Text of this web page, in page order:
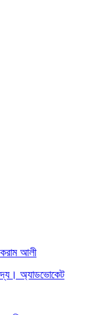
আলী
অ্যাডভোকেট